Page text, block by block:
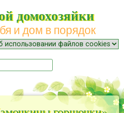
домохозяйки
и дом в порядок